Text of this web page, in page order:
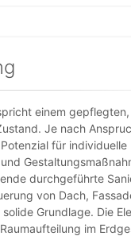
einem
Je nach
für individuelle
durchgeführte
von Dach,
Grundlage. Die
im